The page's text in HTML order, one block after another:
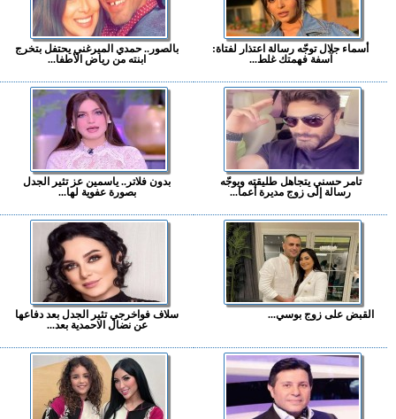
أسماء جلال توجّه رسالة اعتذار لفتاة:
آسفة فهمتك غلط...
بالصور.. حمدي الميرغني يحتفل بتخرج
ابنته من رياض الأطفا...
تامر حسني يتجاهل طليقته ويوجّه
رسالة إلى زوج مديرة أعما...
بدون فلاتر.. ياسمين عز تثير الجدل
بصورة عفوية لها...
القبض على زوج بوسي...
سلاف فواخرجي تثير الجدل بعد دفاعها
عن نضال الاحمدية بعد...